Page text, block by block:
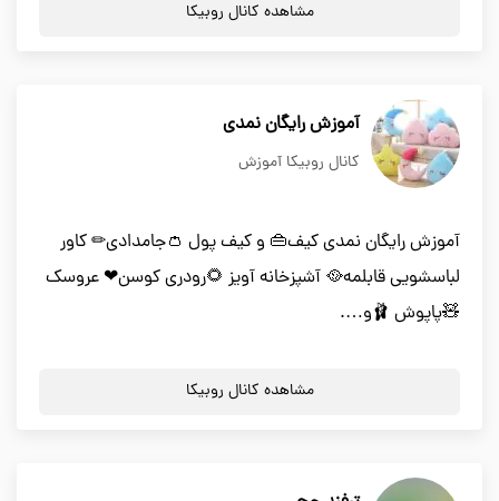
مشاهده کانال روبیکا
آموزش رایگان نمدی
کانال روبیکا آموزش
آموزش رایگان نمدی کیف👜 و کیف پول 👛جامدادی✏ کاور
لباسشویی قابلمه🥘 آشپزخانه آویز 🌻رودری کوسن❤ عروسک
🧸پاپوش 🩰و….
مشاهده کانال روبیکا